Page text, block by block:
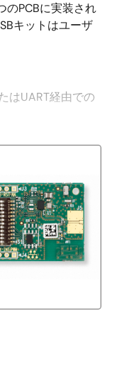
のPCBに実装され
キットはユーザ
はUART経由での
12kBのOTPを搭
です。 DA14535
供されます。